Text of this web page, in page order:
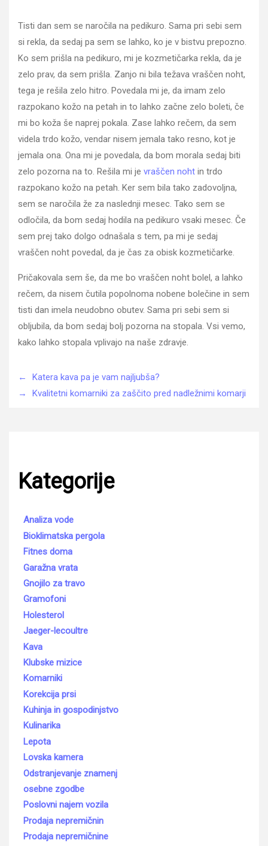
Tisti dan sem se naročila na pedikuro. Sama pri sebi sem
si rekla, da sedaj pa sem se lahko, ko je v bistvu prepozno.
Ko sem prišla na pedikuro, mi je kozmetičarka rekla, da je
zelo prav, da sem prišla. Zanjo ni bila težava vraščen noht,
tega je rešila zelo hitro. Povedala mi je, da imam zelo
razpokano kožo na petah in to lahko začne zelo boleti, če
mi bo koža še naprej pokala. Zase lahko rečem, da sem
videla trdo kožo, vendar nisem jemala tako resno, kot je
jemala ona. Ona mi je povedala, da bom morala sedaj biti
zelo pozorna na to. Rešila mi je vraščen noht in trdo
razpokano kožo na petah. Ker sem bila tako zadovoljna,
sem se naročila že za naslednji mesec. Tako sem se
odločila, da bom sedaj hodila na pedikuro vsaki mesec. Če
sem prej tako dolgo odnašala s tem, pa mi je sedaj
vraščen noht povedal, da je čas za obisk kozmetičarke.
Pričakovala sem še, da me bo vraščen noht bolel, a lahko
rečem, da nisem čutila popolnoma nobene bolečine in sem
tisti dan imela neudobno obutev. Sama pri sebi sem si
obljubila, da bom sedaj bolj pozorna na stopala. Vsi vemo,
kako lahko stopala vplivajo na naše zdravje.
←
Katera kava pa je vam najljubša?
→
Kvalitetni komarniki za zaščito pred nadležnimi komarji
Kategorije
Analiza vode
Bioklimatska pergola
Fitnes doma
Garažna vrata
Gnojilo za travo
Gramofoni
Holesterol
Jaeger-lecoultre
Kava
Klubske mizice
Komarniki
Korekcija prsi
Kuhinja in gospodinjstvo
Kulinarika
Lepota
Lovska kamera
Odstranjevanje znamenj
osebne zgodbe
Poslovni najem vozila
Prodaja nepremičnin
Prodaja nepremičnine